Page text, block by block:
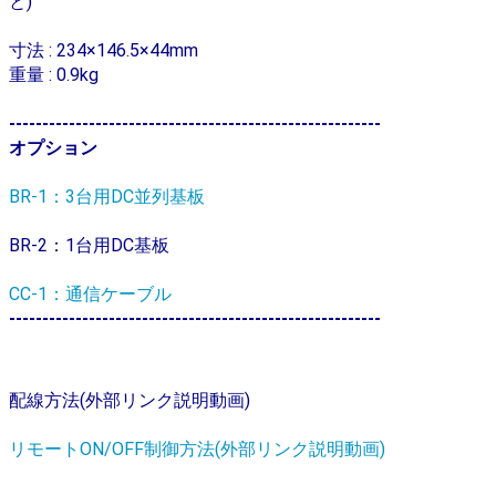
寸法 : 234×146.5×44mm
重量 : 0.9kg
--------------------------------------------------------
オプション
BR-1：3台用DC並列基板
BR-2：1台用DC基板
CC-1：通信ケーブル
--------------------------------------------------------
配線方法(外部リンク説明動画)
リモートON/OFF制御方法(外部リンク説明動画)